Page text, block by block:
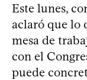
Este lunes,
aclaró que lo
mesa de
con el
puede